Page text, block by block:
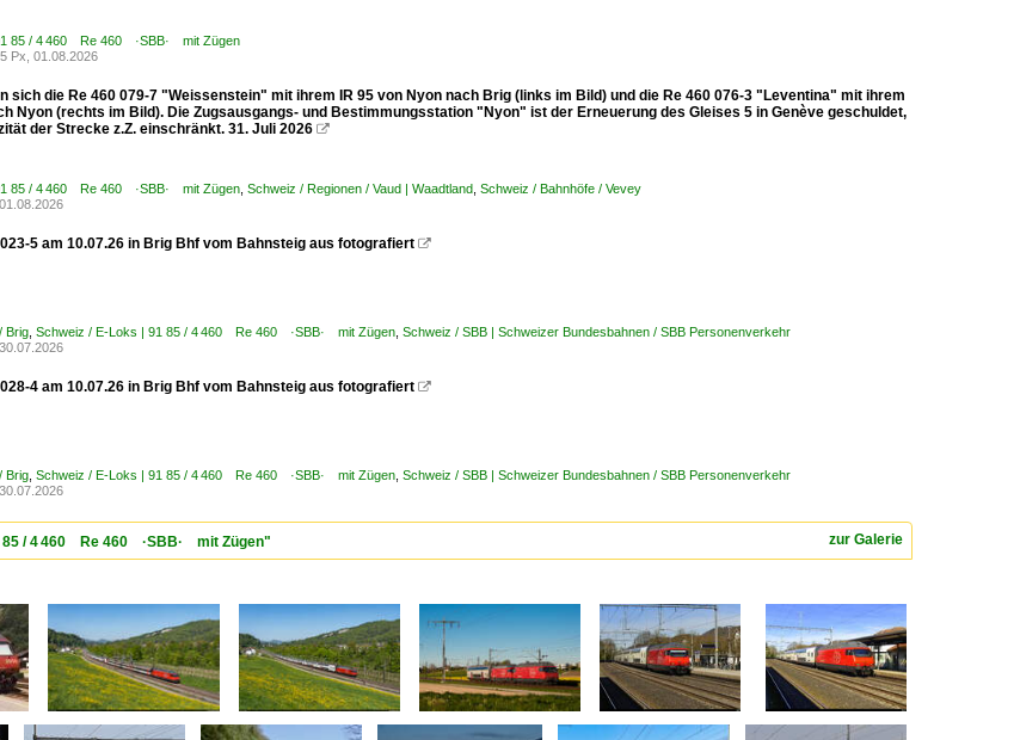
85 / 4 460 Re 460 ·SBB· mit Zügen
Px, 01.08.2026
sich die Re 460 079-7 "Weissenstein" mit ihrem IR 95 von Nyon nach Brig (links im Bild) und die Re 460 076-3 "Leventina" mit ihrem
Nyon (rechts im Bild). Die Zugsausgangs- und Bestimmungsstation "Nyon" ist der Erneuerung des Gleises 5 in Genève geschuldet,
der Strecke z.Z. einschränkt. 31. Juli 2026 
85 / 4 460 Re 460 ·SBB· mit Zügen Schweiz / Regionen / Vaud | Waadtland Schweiz / Bahnhöfe / Vevey
5 am 10.07.26 in Brig Bhf vom Bahnsteig aus fotografiert 
Brig Schweiz / E-Loks | 91 85 / 4 460 Re 460 ·SBB· mit Zügen Schweiz / SBB | Schweizer Bundesbahnen / SBB Personenverkehr
4 am 10.07.26 in Brig Bhf vom Bahnsteig aus fotografiert 
Brig Schweiz / E-Loks | 91 85 / 4 460 Re 460 ·SBB· mit Zügen Schweiz / SBB | Schweizer Bundesbahnen / SBB Personenverkehr
zur Galerie
85 / 4 460 Re 460 ·SBB· mit Zügen"